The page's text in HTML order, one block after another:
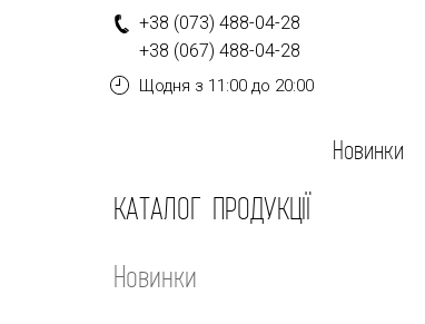
+38 (073) 488-04-28
+38 (067) 488-04-28
Щодня з 11:00 до 20:00
Новинки
КАТАЛОГ ПРОДУКЦІЇ
Новинки